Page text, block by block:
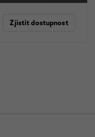
Zjistit dostupnost